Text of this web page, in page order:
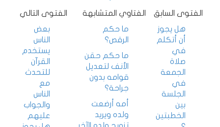
الفتوى السابق
هل يجوز
أن أتكلم
في
صلاة
الجمعة
في
الجلسة
بين
الخطبتين
الفتاوي المتشابهة
ما حكم
الرقص؟
ما حكم حقن
الأنف لتعديل
قوامه بدون
جراحة؟
أمه أرضعت
ولده ويريد
الفتوى التالي
بعض
الناس
يستخدم
القرآن
للتحدث
مع
الناس
والجواب
عليهم